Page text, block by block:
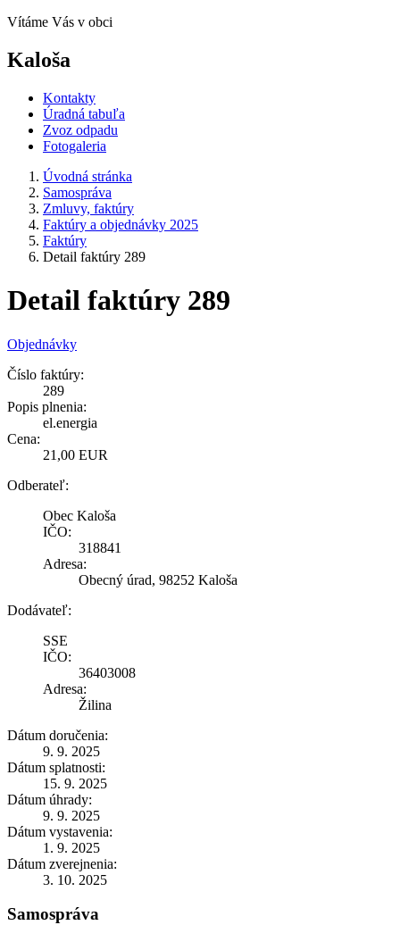
Vítáme Vás v obci
Kaloša
Kontakty
Úradná tabuľa
Zvoz odpadu
Fotogaleria
Úvodná stránka
Samospráva
Zmluvy, faktúry
Faktúry a objednávky 2025
Faktúry
Detail faktúry 289
Detail faktúry 289
Objednávky
Číslo faktúry:
289
Popis plnenia:
el.energia
Cena:
21,00 EUR
Odberateľ:
Obec Kaloša
IČO:
318841
Adresa:
Obecný úrad, 98252 Kaloša
Dodávateľ:
SSE
IČO:
36403008
Adresa:
Žilina
Dátum doručenia:
9. 9. 2025
Dátum splatnosti:
15. 9. 2025
Dátum úhrady:
9. 9. 2025
Dátum vystavenia:
1. 9. 2025
Dátum zverejnenia:
3. 10. 2025
Samospráva